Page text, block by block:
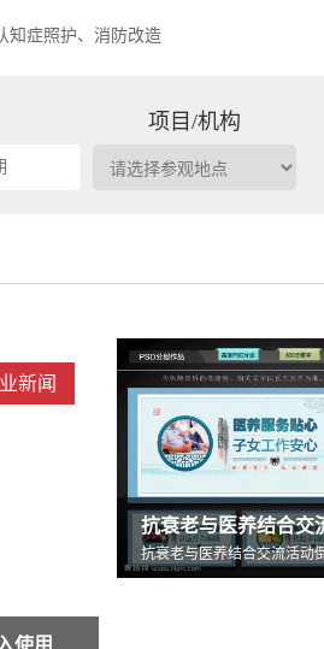
知症照护、消防改造
项目/机构
新闻
每4个劳动力养1个老人养老